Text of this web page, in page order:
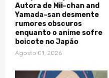
Autora de Mii-chan and
Yamada-san desmente
rumores obscuros
enquanto o anime sofre
boicote no Japão
Agosto 01, 2026